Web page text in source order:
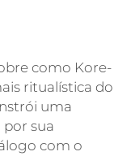
como Kore-
ritualística do
uma
sua
com o